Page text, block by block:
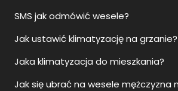
SMS jak odmówić wesele?
Jak ustawić klimatyzację na grzanie?
Jaka klimatyzacja do mieszkania?
Jak się ubrać na wesele mężczyzna